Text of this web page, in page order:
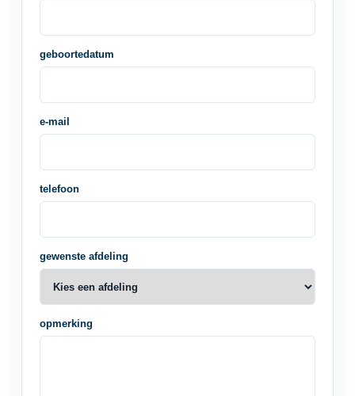
geboortedatum
e-mail
telefoon
gewenste afdeling
opmerking